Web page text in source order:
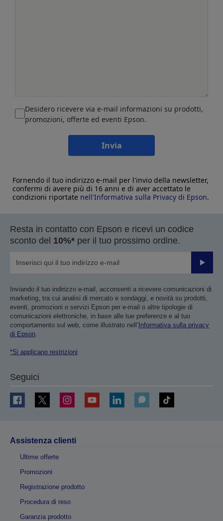
Desidero ricevere via e-mail informazioni su prodotti,
promozioni, offerte ed eventi Epson.
Invia
Fornendo il tuo indirizzo e-mail per l'invio della newsletter,
confermi di avere più di 16 anni e di aver accettato le
condizioni riportate nell'Informativa sulla Privacy di Epson.
Resta in contatto con Epson e ricevi un codice
sconto del 10%* per il tuo prossimo ordine.
Invia
Inviando il tuo indirizzo e-mail, acconsenti a ricevere comunicazioni di
marketing, tra cui analisi di mercato e sondaggi, e novità su prodotti,
eventi, promozioni o servizi Epson per e-mail o altre tipologie di
comunicazioni elettroniche, in base alle tue preferenze e al tuo
comportamento sul web, come illustrato nell’ Informativa sulla privacy
di Epson.
*Si applicano restrizioni
Seguici
Assistenza clienti
Ultime offerte
Promozioni
Registrazione prodotto
Procedura di reso
Garanzia prodotto